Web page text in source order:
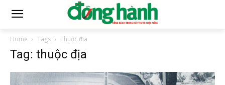
Home Tags Thuộc địa
Tag: thuộc địa